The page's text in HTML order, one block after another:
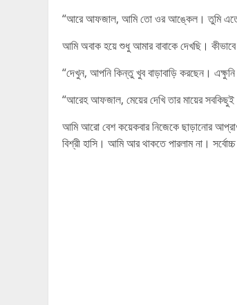
“আরে আফজাল, আমি তো ওর আঙ্কেল। তুমি
আমি অবাক হয়ে শুধু আমার বাবাকে দেখছি।
“দেখুন, আপনি কিন্তু খুব বাড়াবাড়ি করছেন।
“আরেহ আফজাল, মেয়ের দেখি তার মায়ের
আমি আরো বেশ কয়েকবার নিজেকে ছাড়ানোর
বিশ্রী হাসি। আমি আর থাকতে পারলাম না।